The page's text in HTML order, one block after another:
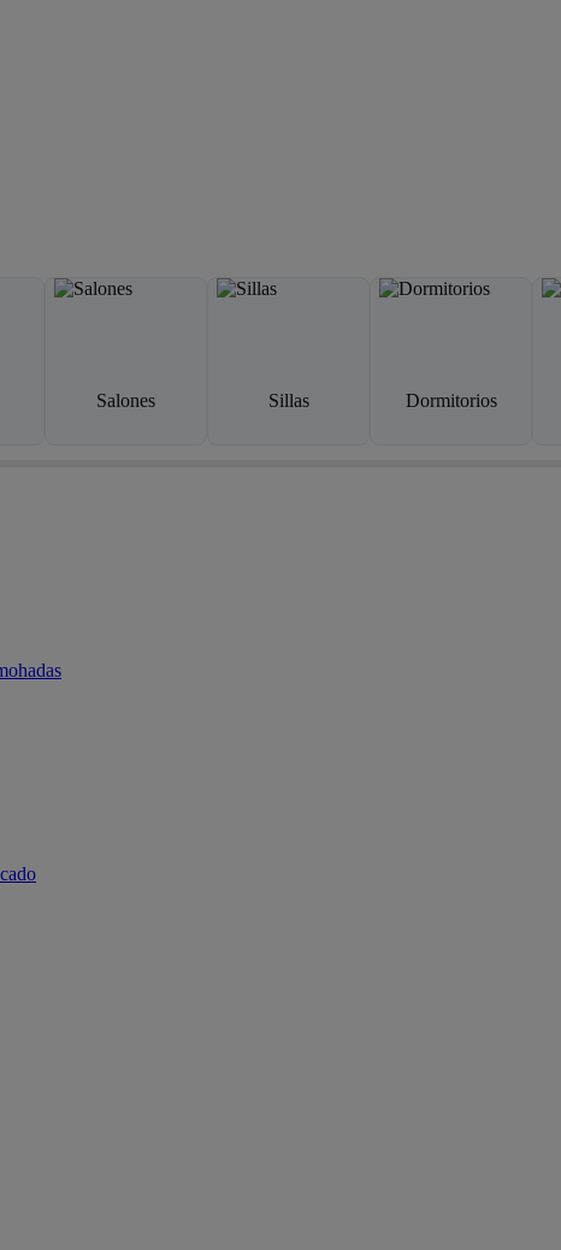
Salones Sillas Dormitorios